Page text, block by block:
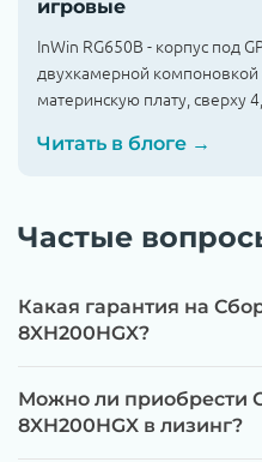
игровые
InWin RG650B - корпус под
двухкамерной компоновкой
материнскую плату, сверху
Читать в блоге →
Частые
Какая гарантия на
8XH200HGX?
Можно ли приобрести
8XH200HGX в лизинг?